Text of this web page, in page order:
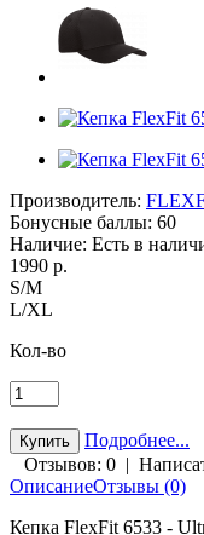
Производитель:
Бонусные баллы: 60
Наличие: Есть в
1990 р.
S/M
L/XL
Кол-во
Подробнее...
Отзывов: 0 |
ОписаниеОтзывы (0)
Кепка FlexFit 6533 -